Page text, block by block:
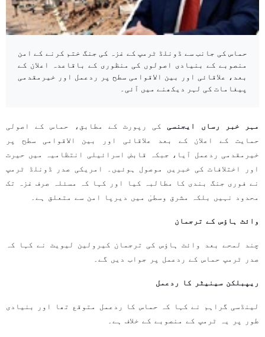
حماس کی جانب سے ڈونلڈ ٹرمپ کے غزہ کی جنگ ختم کرنے کے امن
منصوبے کے بنیادی اصولوں کی منظوری کے باقاعدہ اعلان کے
بعد، علاقائی اور بین الاقوامی سطح پر ردعمل اور خیرمقدمی
پیغامات کی لہر دیکھنے میں آئی۔
مہر خبر رساں ایجنسیکی رپورٹ کے مطابق، حماس کے اصولی
حمایت کے اعلان کے بعد علاقائی اور بین الاقوامی سطح پر
خیرمقدمی ردعمل آیا، جبکہ قابض اسرائیلی انتظامیہ میں حیرت
اور اختلافات کی خبریں موصول ہوئیں۔ امریکی صدر ڈونلڈ ٹرمپ
نے فوری جنگ بندی کا مطالبہ کیا اور کہا کہ مسئلہ صرف غزہ تک
محدود نہیں بلکہ مشرق وسطیٰ میں دیرپا امن سے متعلق ہے۔
وائٹ ہاؤس کے ترجمان
چند لمحے بعد وائٹ ہاؤس کی ترجمان کیرولین لیویٹ نے کہا کہ
صدر ٹرمپ حماس کے ردعمل پر جواب دیں گے۔
ریپبلکن سینیٹر کا ردعمل
لینڈسی گراہم نے کہا کہ حماس کا ردعمل متوقع تھا اور بنیادی
طور پر یہ ٹرمپ کے منصوبے کے خلاف ہے۔